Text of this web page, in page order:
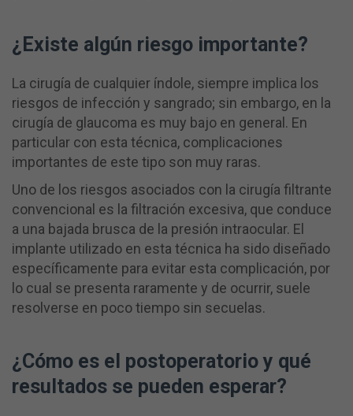
¿Existe algún riesgo importante?
La cirugía de cualquier índole, siempre implica los
riesgos de infección y sangrado; sin embargo, en la
cirugía de glaucoma es muy bajo en general. En
particular con esta técnica, complicaciones
importantes de este tipo son muy raras.
Uno de los riesgos asociados con la cirugía filtrante
convencional es la filtración excesiva, que conduce
a una bajada brusca de la presión intraocular. El
implante utilizado en esta técnica ha sido diseñado
específicamente para evitar esta complicación, por
lo cual se presenta raramente y de ocurrir, suele
resolverse en poco tiempo sin secuelas.
¿Cómo es el postoperatorio y qué
resultados se pueden esperar?